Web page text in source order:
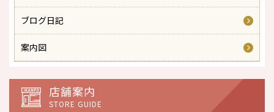
ブログ日記
案内図
店舗案内
STORE GUIDE